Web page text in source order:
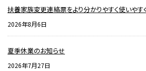
扶養家族変更連絡票をより分かりやすく使いやす
2026年8月6日
夏季休業のお知らせ
2026年7月27日